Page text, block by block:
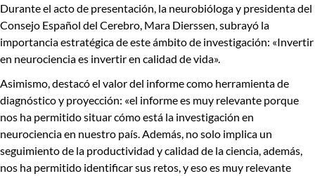
Durante el acto de presentación, la neurobióloga y presidenta del
Consejo Español del Cerebro, Mara Dierssen, subrayó la
importancia estratégica de este ámbito de investigación: «Invertir
en neurociencia es invertir en calidad de vida».
Asimismo, destacó el valor del informe como herramienta de
diagnóstico y proyección: «el informe es muy relevante porque
nos ha permitido situar cómo está la investigación en
neurociencia en nuestro país.Además, no solo implica un
seguimiento de la productividad y calidad de la ciencia, además,
nos ha permitido identificar sus retos, y eso es muy relevante